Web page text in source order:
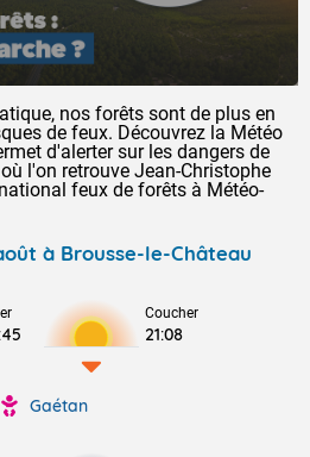
nos forêts sont de plus en
de feux. Découvrez la Météo
d'alerter sur les dangers de
l'on retrouve Jean-Christophe
feux de forêts à Météo-
à Brousse-le-Château
Coucher
21:08
Gaétan